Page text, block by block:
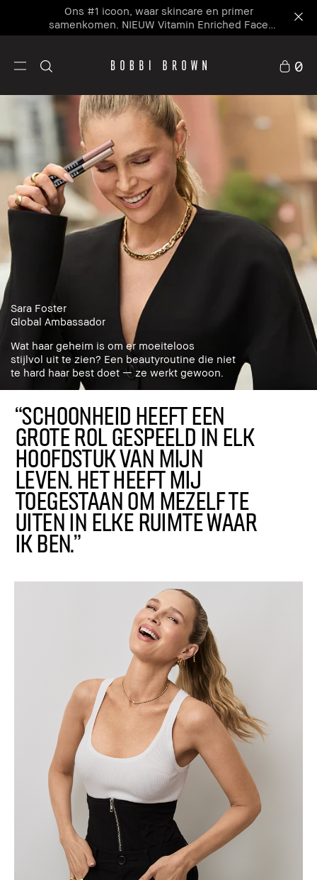
Ons #1 icoon, waar skincare en primer
samenkomen. NIEUW Vitamin Enriched Face
Base+
0
Sara Foster
Global Ambassador
Wat haar geheim is om er moeiteloos
stijlvol uit te zien? Een beautyroutine die niet
te hard haar best doet — ze werkt gewoon.
“SCHOONHEID HEEFT EEN
GROTE ROL GESPEELD IN ELK
HOOFDSTUK VAN MIJN
LEVEN. HET HEEFT MIJ
TOEGESTAAN OM MEZELF TE
UITEN IN ELKE RUIMTE WAAR
IK BEN.”